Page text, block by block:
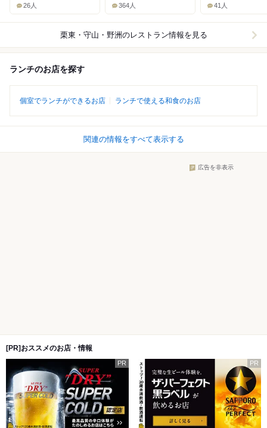
26人 364人 41人
栗東・守山・野洲のレストラン情報を見る
ランチのお店を探す
個室でランチができるお店 ランチで使える和食のお店
関連の情報をすべて表示する
広告を非表示
[PR]おススメのお店・情報
PR PR